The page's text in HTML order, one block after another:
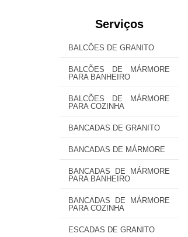
Serviços
BALCÕES DE GRANITO
BALCÕES DE MÁRMORE
PARA BANHEIRO
BALCÕES DE MÁRMORE
PARA COZINHA
BANCADAS DE GRANITO
BANCADAS DE MÁRMORE
BANCADAS DE MÁRMORE
PARA BANHEIRO
BANCADAS DE MÁRMORE
PARA COZINHA
ESCADAS DE GRANITO